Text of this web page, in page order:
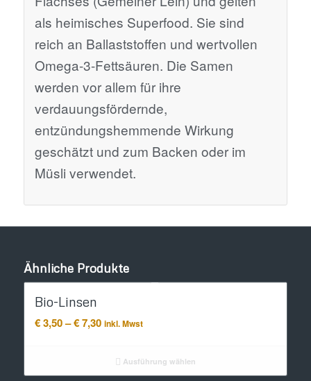
als heimisches Superfood. Sie sind
reich an Ballaststoffen und wertvollen
Omega-3-Fettsäuren. Die Samen
werden vor allem für ihre
verdauungsfördernde,
entzündungshemmende Wirkung
geschätzt und zum Backen oder im
Müsli verwendet.
Ähnliche Produkte
Bio-Linsen
€3,50–€7,30Preisspanne:
€ 7,30
inkl. Mwst
Ausführung wählen